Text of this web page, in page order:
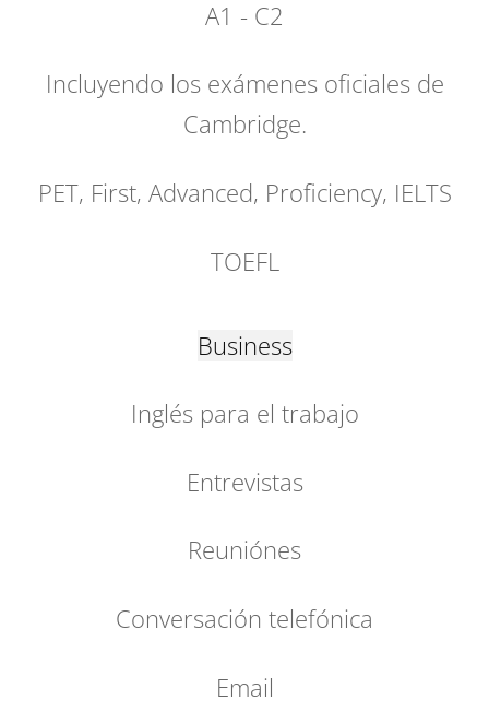
A1 - C2
Incluyendo los exámenes oficiales de
Cambridge.
PET, First, Advanced, Proficiency, IELTS
TOEFL
Business
Inglés para el trabajo
Entrevistas
Reuniónes
Conversación telefónica
Email